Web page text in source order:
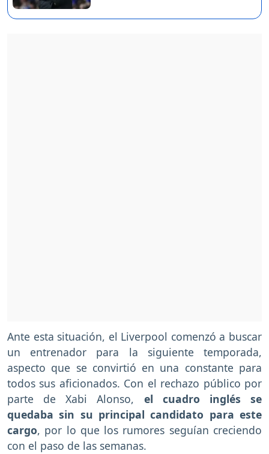
Ante esta situación, el Liverpool comenzó a buscar
un entrenador para la siguiente temporada,
aspecto que se convirtió en una constante para
todos sus aficionados. Con el rechazo público por
parte de Xabi Alonso, el cuadro inglés se
quedaba sin su principal candidato para este
cargo, por lo que los rumores seguían creciendo
con el paso de las semanas.